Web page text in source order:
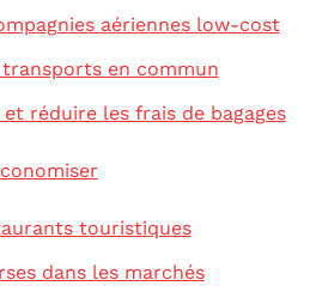
aériennes low-cost
en commun
et réduire les frais de bagages
touristiques
dans les marchés